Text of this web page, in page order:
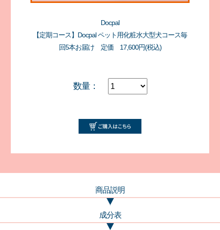
Docpal
【定期コース】Docpal ペット用化粧水大型犬コース毎
回5本お届け 定価 17,600円(税込)
数量：
商品説明
成分表